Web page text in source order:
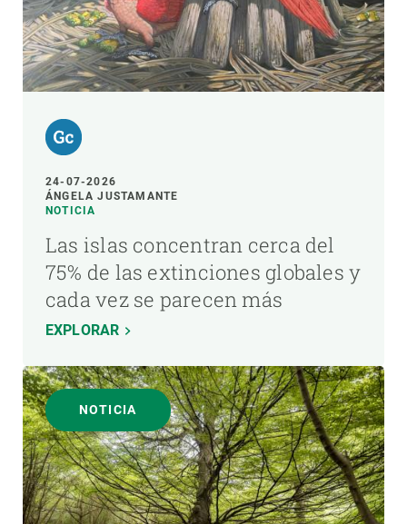
24-07-2026
ÁNGELA JUSTAMANTE
NOTICIA
Las islas concentran cerca del
75% de las extinciones globales y
cada vez se parecen más
EXPLORAR
NOTICIA